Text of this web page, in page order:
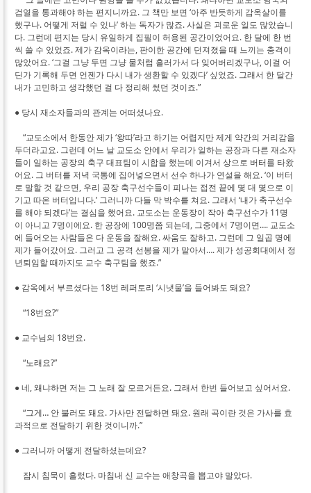
검열을 통과해야 하는 편지니까요. 그 책만 보면 ‘아주 반듯하게 감옥살이를
했구나. 어떻게 저럴 수 있나’ 하는 독자가 많죠. 사실은 괴로운 일도 많았습니
다. 그런데 편지는 당시 유일하게 집필이 허용된 공간이었어요. 한 달에 한 번
씩 쓸 수 있었죠. 제가 감옥이라는, 판이한 공간에 던져졌을 때 느끼는 충격이
많았어요. ‘그걸 그냥 두면 그냥 물처럼 흘러가서 다 잊어버리겠구나, 이걸 어
딘가 기록해 두면 언젠가 다시 내가 생환할 수 있겠다’ 싶었죠. 그래서 한 달간
내가 고민하고 생각했던 걸 다 정리해 썼던 것이죠.”
● 당시 재소자들과의 관계는 어떠셨나요.
“교도소에서 한동안 제가 ‘왕따’라고 하기는 어렵지만 제게 약간의 거리감을
두더라고요. 그런데 어느 날 교도소 안에서 우리가 일하는 공장과 다른 재소자
들이 일하는 공장의 축구 대표팀이 시합을 했는데 이겨서 상으로 버터를 타왔
어요. 그 버터를 저녁 국통에 집어넣으면서 선수 하나가 연설을 해요. ‘이 버터
로 말할 것 같으면, 우리 공장 축구선수들이 피나는 접전 끝에 몇 대 몇으로 이
기고 따온 버터입니다.’ 그러니까 다들 막 박수를 쳐요. 그래서 ‘내가 축구선수
를 해야 되겠다’는 결심을 했어요. 교도소는 운동장이 작아 축구선수가 11명
이 아니고 7명이에요. 한 공장에 100명쯤 되는데, 그중에서 7명이면…. 교도소
에 들어오는 사람들은 다 운동을 잘해요. 싸움도 잘하고. 그런데 그 일곱 명에
제가 들어갔어요. 그러고 그 공격 선봉을 제가 맡아서…. 제가 성공회대에서 정
년퇴임할 때까지도 교수 축구팀을 했죠.”
● 감옥에서 부르셨다는 18번 레퍼토리 ‘시냇물’을 들어봐도 돼요?
“18번요?”
● 교수님의 18번요.
“노래요?”
● 네, 왜냐하면 저는 그 노래 잘 모르거든요. 그래서 한번 들어보고 싶어서요.
“그게… 안 불러도 돼요. 가사만 전달하면 돼요. 원래 곡이란 것은 가사를 효
과적으로 전달하기 위한 것이니까.”
● 그러니까 어떻게 전달하셨는데요?
잠시 침묵이 흘렀다. 마침내 신 교수는 애창곡을 뽑고야 말았다.